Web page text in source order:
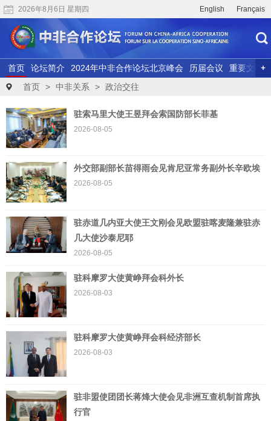
2026年8月6日 星期四 English Français
首页 论坛简介 2024年中非合作论坛北京峰会 历届会议
重要文献
联合研究
精彩视频
首页 > 中非关系 > 政治交往
驻索马里大使王昱拜会索国防部长菲基
2026-08-05
外交部副部长苗得雨会见肯尼亚常务副外长辛欧埃
2026-08-05
驻赤道几内亚大使王文刚会见欧盟驻喀麦隆兼驻赤
几大使沙泰尼耶
2026-08-05
驻科摩罗大使黄峥拜会科外长
2026-08-03
驻科摩罗大使黄峥拜会科经济部长
2026-08-03
驻非盟使团团长蒋烽大使会见非洲互查机制首席执
行官